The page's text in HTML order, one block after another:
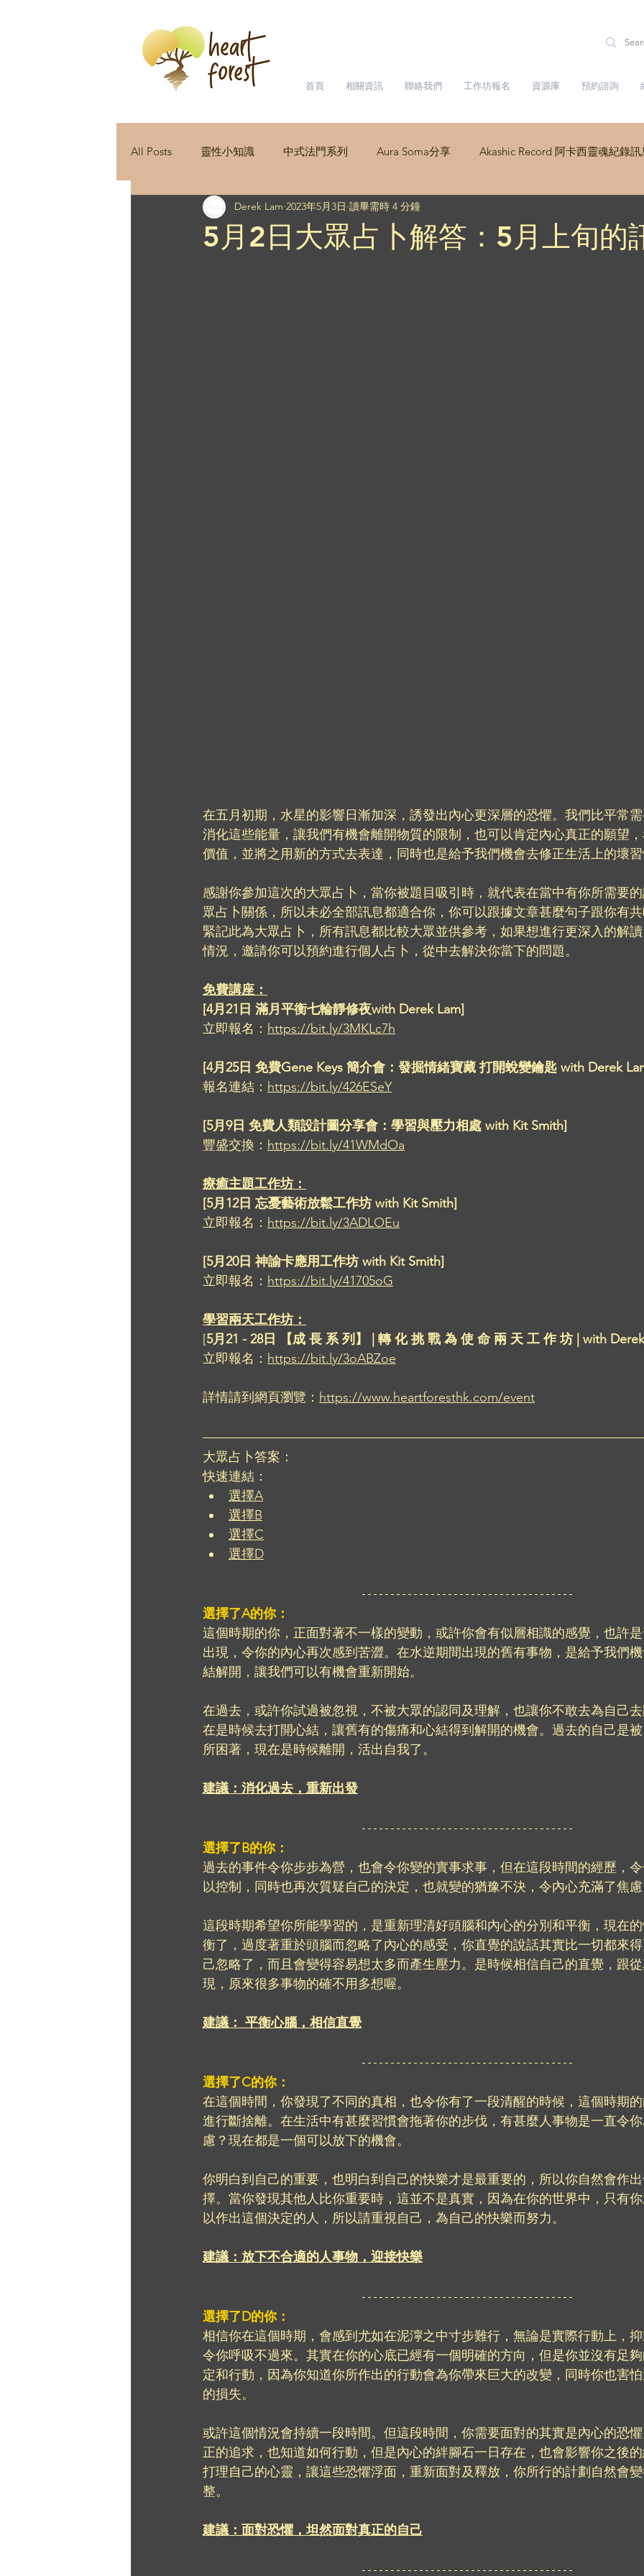
首頁 相關資訊 聯絡我們 工作坊報名 資源庫 預約諮詢
All Posts 靈性小知識 中式法門系列 Aura Soma分享 Akashic Record 阿卡西靈魂紀錄訊
人際關係 Kundalini Yoga
5月2日大眾占卜解答：5月上旬的
Derek Lam 2023年5月3日 讀畢需時 4 分鐘
在五月初期，水星的影響日漸加深，誘發出內心更深層的恐懼。我們比平常
消化這些能量，讓我們有機會離開物質的限制，也可以肯定內心真正的願望
價值，並將之用新的方式去表達，同時也是給予我們機會去修正生活上的壞
感謝你參加這次的大眾占卜，當你被題目吸引時，就代表在當中有你所需要
眾占卜關係，所以未必全部訊息都適合你，你可以跟據文章甚麼句子跟你有
緊記此為大眾占卜，所有訊息都比較大眾並供參考，如果想進行更深入的解
情況，邀請你可以預約進行個人占卜，從中去解決你當下的問題。
免費講座：
[4月21日 滿月平衡七輪靜修夜with Derek Lam]
立即報名： https://bit.ly/3MKLc7h
[4月25日 免費Gene Keys 簡介會：發掘情緒寶藏 打開蛻變鑰匙 with Derek
報名連結： https://bit.ly/426ESeY
[5月9日 免費人類設計圖分享會：學習與壓力相處 with Kit Smith]
豐盛交換： https://bit.ly/41WMdOa
療癒主題工作坊：
[5月12日 忘憂藝術放鬆工作坊 with Kit Smith]
立即報名： https://bit.ly/3ADLOEu
[5月20日 神諭卡應用工作坊 with Kit Smith]
立即報名： https://bit.ly/41705oG
學習兩天工作坊：
[5月21 - 28日 【成 長 系 列】 | 轉 化 挑 戰 為 使 命 兩 天 工 作 坊 | with
立即報名： https://bit.ly/3oABZoe
詳情請到網頁瀏覽： https://www.heartforesthk.com/event
大眾占卜答案：
快速連結：
選擇A
選擇B
選擇C
選擇D
選擇了A的你：
這個時期的你，正面對著不一樣的變動，或許你會有似層相識的感覺，也許
出現，令你的內心再次感到苦澀。在水逆期間出現的舊有事物，是給予我們
結解開，讓我們可以有機會重新開始。
在過去，或許你試過被忽視，不被大眾的認同及理解，也讓你不敢去為自己
在是時候去打開心結，讓舊有的傷痛和心結得到解開的機會。過去的自己是
所困著，現在是時候離開，活出自我了。
建議：消化過去，重新出發
選擇了B的你：
過去的事件令你步步為營，也會令你變的實事求事，但在這段時間的經歷，
以控制，同時也再次質疑自己的決定，也就變的猶豫不決，令內心充滿了焦
這段時期希望你所能學習的，是重新理清好頭腦和內心的分別和平衡，現在
衡了，過度著重於頭腦而忽略了內心的感受，你直覺的說話其實比一切都來
己忽略了，而且會變得容易想太多而產生壓力。是時候相信自己的直覺，跟
現，原來很多事物的確不用多想喔。
建議： 平衡心腦，相信直覺
選擇了C的你：
在這個時間，你發現了不同的真相，也令你有了一段清醒的時候，這個時期
進行斷捨離。在生活中有甚麼習慣會拖著你的步伐，有甚麼人事物是一直令
慮？現在都是一個可以放下的機會。
你明白到自己的重要，也明白到自己的快樂才是最重要的，所以你自然會作
擇。當你發現其他人比你重要時，這並不是真實，因為在你的世界中，只有
以作出這個決定的人，所以請重視自己，為自己的快樂而努力。
建議：放下不合適的人事物，迎接快樂
選擇了D的你：
相信你在這個時期，會感到尤如在泥濘之中寸步難行，無論是實際行動上，
令你呼吸不過來。其實在你的心底已經有一個明確的方向，但是你並沒有足
定和行動，因為你知道你所作出的行動會為你帶來巨大的改變，同時你也害
的損失。
或許這個情況會持續一段時間。但這段時間，你需要面對的其實是內心的恐
正的追求，也知道如何行動，但是內心的絆腳石一日存在，也會影響你之後
打理自己的心靈，讓這些恐懼浮面，重新面對及釋放，你所行的計劃自然會
整。
建議：面對恐懼，坦然面對真正的自己